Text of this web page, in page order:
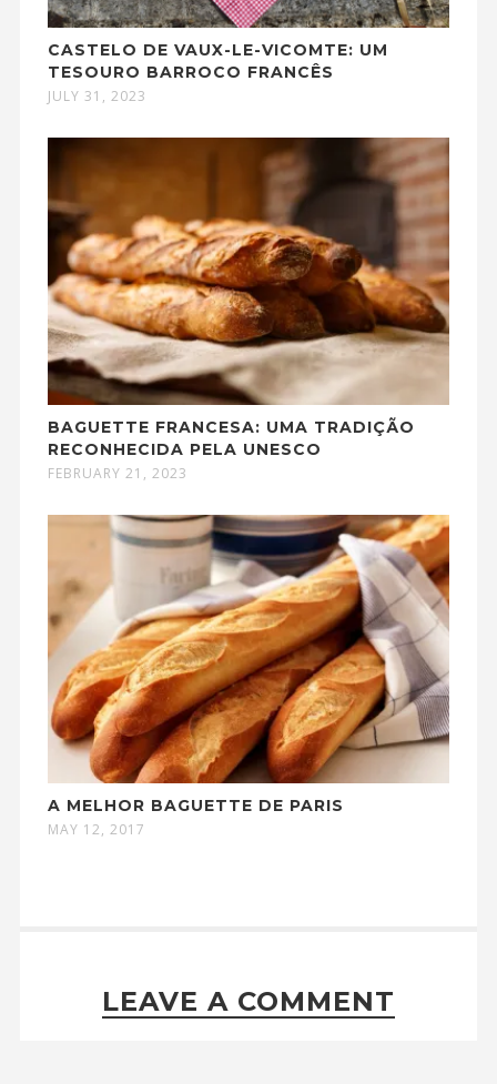
CASTELO DE VAUX-LE-VICOMTE: UM
TESOURO BARROCO FRANCÊS
JULY 31, 2023
BAGUETTE FRANCESA: UMA TRADIÇÃO
RECONHECIDA PELA UNESCO
FEBRUARY 21, 2023
A MELHOR BAGUETTE DE PARIS
MAY 12, 2017
LEAVE A COMMENT